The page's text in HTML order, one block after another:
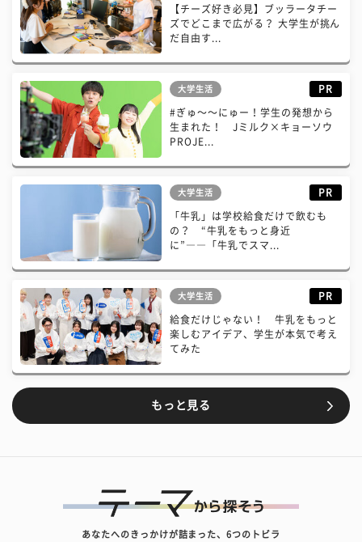
【チーズ好き必見】ブッラータチー
ズでどこまで広がる？ 大学生が挑ん
だ自由す...
大学生活 PR
#ぎゅ〜〜にゅー！学生の発想から
生まれた！ Jミルク×キョーソウ
PROJE...
大学生活 PR
「牛乳」は学校給食だけで飲むも
の？ “牛乳をもっと身近
に”――「牛乳でスマ...
大学生活 PR
給食だけじゃない！ 牛乳をもっと
楽しむアイデア、学生が本気で考え
てみた
もっと見る
あなたへのきっかけが詰まった、6つのトビラ